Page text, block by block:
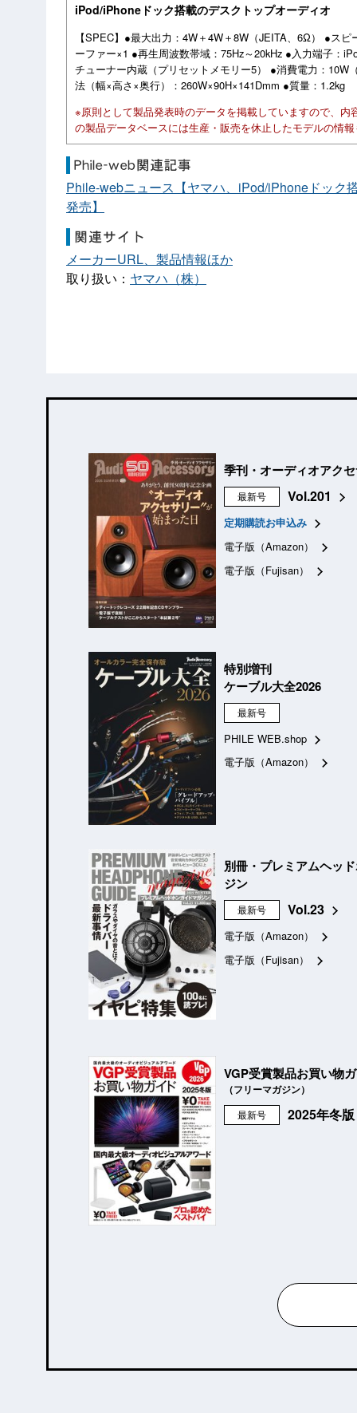
iPod/iPhoneドック搭載のデスクトップオーディオ
【SPEC】●最大出力：4W＋4W＋8W（JEITA、6Ω） ●ス
ーファー×1 ●再生周波数帯域：75Hz～20kHz ●入力端子：
チューナー内蔵（プリセットメモリー5） ●消費電力：
法（幅×高さ×奥行）：260W×90H×141Dmm ●質量：1.2kg
※原則として製品発表時のデータを掲載していますので、
の製品データベースには生産・販売を休止したモデルの情
Phile-webニュース【ヤマハ、iPod/iPhoneドック
発売】
メーカーURL、製品情報ほか
取り扱い： ヤマハ（株）
季刊・オーディオアク
最新号 Vol.201
定期購読お申込み
電子版（Amazon）
電子版（Fujisan）
特別増刊
ケーブル大全2026
最新号
PHILE WEB.shop
電子版（Amazon）
別冊・プレミアムヘッ
ジン
最新号 Vol.23
電子版（Amazon）
電子版（Fujisan）
VGP受賞製品お買い物
（フリーマガジン）
最新号 2025年冬